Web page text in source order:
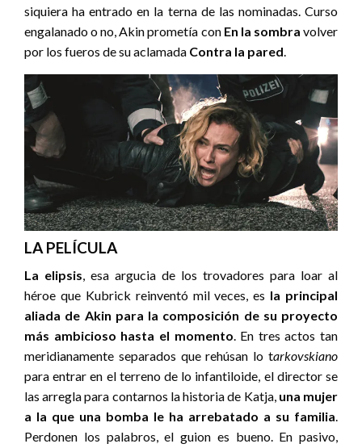
siquiera ha entrado en la terna de las nominadas. Curso
engalanado o no, Akin prometía con En la sombra volver
por los fueros de su aclamada Contra la pared.
LA PELÍCULA
La elipsis, esa argucia de los trovadores para loar al
héroe que Kubrick reinventó mil veces, es la principal
aliada de Akin para la composición de su proyecto
más ambicioso hasta el momento. En tres actos tan
meridianamente separados que rehúsan lo tarkovskiano
para entrar en el terreno de lo infantiloide, el director se
las arregla para contarnos la historia de Katja, una mujer
a la que una bomba le ha arrebatado a su familia.
Perdonen los palabros, el guion es bueno. En pasivo,